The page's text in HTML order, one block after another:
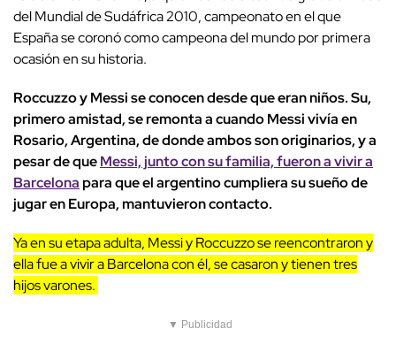
del Mundial de Sudáfrica 2010, campeonato en el que
España se coronó como campeona del mundo por primera
ocasión en su historia.
Roccuzzo y Messi se conocen desde que eran niños. Su,
primero amistad, se remonta a cuando Messi vivía en
Rosario, Argentina, de donde ambos son originarios, y a
pesar de queMessi, junto con su familia, fueron a vivir a
Barcelonapara que el argentino cumpliera su sueño de
jugar en Europa, mantuvieron contacto.
Ya en su etapa adulta, Messi y Roccuzzo se reencontraron y
ella fue a vivir a Barcelona con él, se casaron y tienen tres
hijos varones.
▼ Publicidad